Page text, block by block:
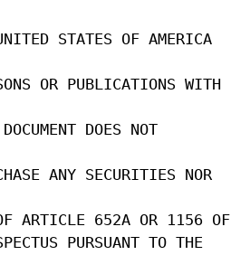
STATES OF AMERICA
OR PUBLICATIONS WITH
DOES NOT
ANY SECURITIES NOR
ARTICLE 652A OR 1156 OF
PURSUANT TO THE